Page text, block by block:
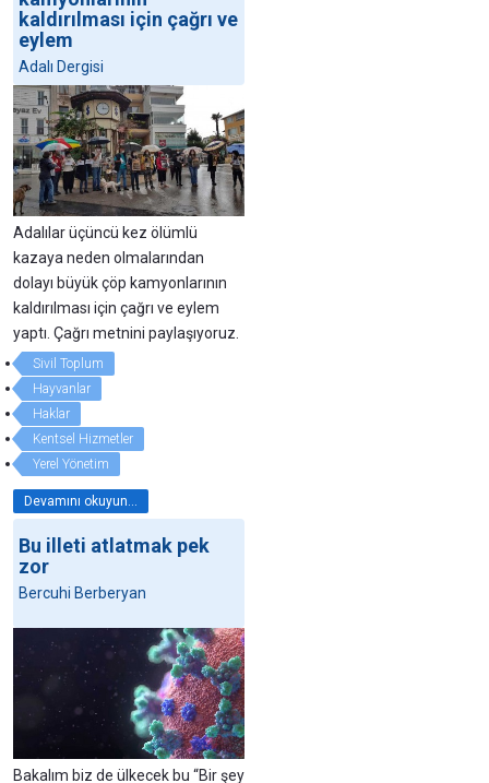
kaldırılması için çağrı ve
eylem
Adalı Dergisi
Adalılar üçüncü kez ölümlü
kazaya neden olmalarından
dolayı büyük çöp kamyonlarının
kaldırılması için çağrı ve eylem
yaptı. Çağrı metnini paylaşıyoruz.
Sivil Toplum
Hayvanlar
Haklar
Kentsel Hizmetler
Yerel Yönetim
Devamını okuyun...
Bu illeti atlatmak pek
zor
Bercuhi Berberyan
Bakalım biz de ülkecek bu “Bir şey